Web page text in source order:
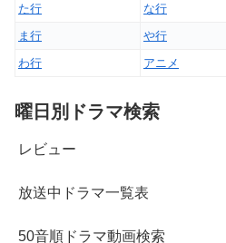
た行
な行
ま行
や行
わ行
アニメ
曜日別ドラマ検索
レビュー
放送中ドラマ一覧表
50音順ドラマ動画検索